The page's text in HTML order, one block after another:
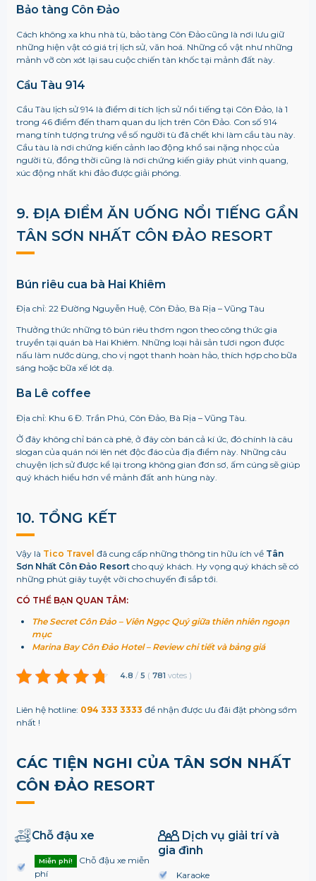
Bảo tàng Côn Đảo
Cách không xa khu nhà tù, bảo tàng Côn Đảo cũng là nơi lưu giữ
những hiện vật có giá trị lịch sử, văn hoá. Những cổ vật như những
mảnh vỡ còn xót lại sau cuộc chiến tàn khốc tại mảnh đất này.
Cầu Tàu 914
Cầu Tàu lịch sử 914 là điểm di tích lịch sử nổi tiếng tại Côn Đảo, là 1
trong 46 điểm đến tham quan du lịch trên Côn Đảo. Con số 914
mang tính tượng trưng về số người tù đã chết khi làm cầu tàu này.
Cầu tàu là nơi chứng kiến cảnh lao động khổ sai nặng nhọc của
người tù, đồng thời cũng là nơi chứng kiến giây phút vinh quang,
xúc động nhất khi đảo được giải phóng.
9. ĐỊA ĐIỂM ĂN UỐNG NỔI TIẾNG GẦN
TÂN SƠN NHẤT CÔN ĐẢO RESORT
Bún riêu cua bà Hai Khiêm
Địa chỉ: 22 Đường Nguyễn Huệ, Côn Đảo, Bà Rịa – Vũng Tàu
Thưởng thức những tô bún riêu thơm ngon theo công thức gia
truyền tại quán bà Hai Khiêm. Những loại hải sản tươi ngon được
nấu làm nước dùng, cho vị ngọt thanh hoàn hảo, thích hợp cho bữa
sáng hoặc bữa xế lót dạ.
Ba Lê coffee
Địa chỉ: Khu 6 Đ. Trần Phú, Côn Đảo, Bà Rịa – Vũng Tàu.
Ở đây không chỉ bán cà phê, ở đây còn bán cả kí ức, đó chính là câu
slogan của quán nói lên nét độc đáo của địa điểm này. Những câu
chuyện lịch sử được kể lại trong không gian đơn sơ, ấm cúng sẽ giúp
quý khách hiểu hơn về mảnh đất anh hùng này.
10. TỔNG KẾT
Vậy là Tico Travel đã cung cấp những thông tin hữu ích về Tân
Sơn Nhất Côn Đảo Resort cho quý khách. Hy vọng quý khách sẽ có
những phút giây tuyệt vời cho chuyến đi sắp tới.
CÓ THỂ BẠN QUAN TÂM:
The Secret Côn Đảo – Viên Ngọc Quý giữa thiên nhiên ngoạn
mục
Marina Bay Côn Đảo Hotel – Review chi tiết và bảng giá
4.8 / 5 ( 781 votes )
Liên hệ hotline: 094 333 3333 để nhận được ưu đãi đặt phòng sớm
nhất !
CÁC TIỆN NGHI CỦA TÂN SƠN NHẤT
CÔN ĐẢO RESORT
Chỗ đậu xe
Miễn phí!
Chỗ đậu xe miễn
phí
Dịch vụ giải trí và
gia đình
Karaoke